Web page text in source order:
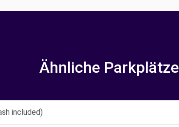
Ähnliche Parkplätze
included)